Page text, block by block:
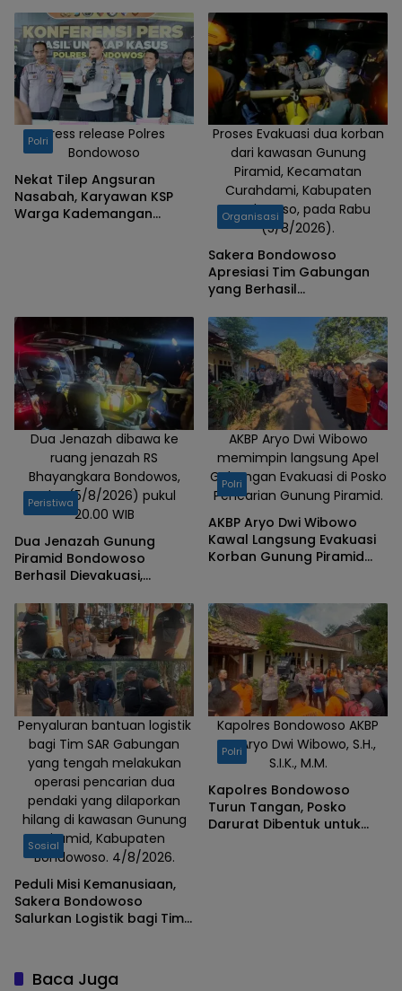
Press release Polres
Bondowoso
Polri
Nekat Tilep Angsuran
Nasabah, Karyawan KSP
Warga Kademangan
Proses Evakuasi dua korban
dari kawasan Gunung
Piramid, Kecamatan
Curahdami, Kabupaten
Bondowoso, pada Rabu
(5/8/2026).
Organisasi
Sakera Bondowoso
Apresiasi Tim Gabungan
yang Berhasil
Gunung Piramid
Dua Jenazah dibawa ke
ruang jenazah RS
Bhayangkara Bondowos,
Rabu (5/8/2026) pukul
20.00 WIB
Peristiwa
Dua Jenazah Gunung
Piramid Bondowoso
Berhasil Dievakuasi,
Tim Gabungan
AKBP Aryo Dwi Wibowo
memimpin langsung Apel
Gabungan Evakuasi di Posko
Pencarian Gunung Piramid.
Polri
AKBP Aryo Dwi Wibowo
Kawal Langsung Evakuasi
Korban Gunung Piramid
Penyaluran bantuan logistik
bagi Tim SAR Gabungan
yang tengah melakukan
operasi pencarian dua
pendaki yang dilaporkan
hilang di kawasan Gunung
Piramid, Kabupaten
Bondowoso. 4/8/2026.
Sosial
Peduli Misi Kemanusiaan,
Sakera Bondowoso
Salurkan Logistik bagi Tim
Kapolres Bondowoso AKBP
Dr. Aryo Dwi Wibowo, S.H.,
S.I.K., M.M.
Polri
Kapolres Bondowoso
Turun Tangan, Posko
Darurat Dibentuk untuk
Baca Juga